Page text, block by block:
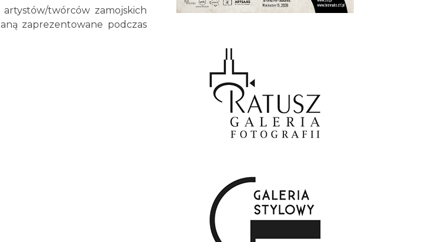
twórców zamojskich
zaprezentowane podczas